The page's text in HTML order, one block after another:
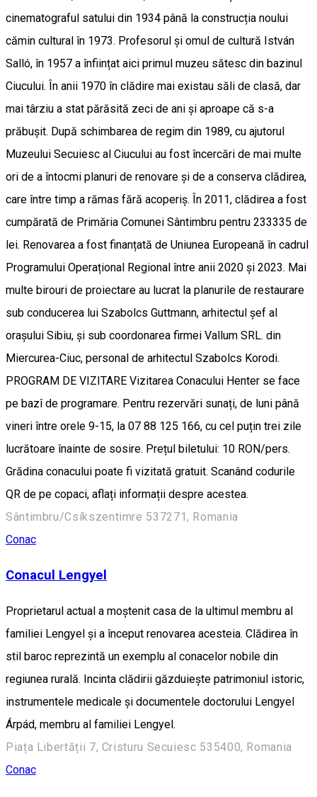
cinematograful satului din 1934 până la construcția noului
cămin cultural în 1973. Profesorul și omul de cultură István
Salló, în 1957 a înființat aici primul muzeu sătesc din bazinul
Ciucului. În anii 1970 în clădire mai existau săli de clasă, dar
mai târziu a stat părăsită zeci de ani și aproape că s-a
prăbușit. După schimbarea de regim din 1989, cu ajutorul
Muzeului Secuiesc al Ciucului au fost încercări de mai multe
ori de a întocmi planuri de renovare și de a conserva clădirea,
care între timp a rămas fără acoperiș. În 2011, clădirea a fost
cumpărată de Primăria Comunei Sântimbru pentru 233335 de
lei. Renovarea a fost finanțată de Uniunea Europeană în cadrul
Programului Operațional Regional între anii 2020 și 2023. Mai
multe birouri de proiectare au lucrat la planurile de restaurare
sub conducerea lui Szabolcs Guttmann, arhitectul șef al
orașului Sibiu, și sub coordonarea firmei Vallum SRL. din
Miercurea-Ciuc, personal de arhitectul Szabolcs Korodi.
PROGRAM DE VIZITARE Vizitarea Conacului Henter se face
pe bazî de programare. Pentru rezervări sunați, de luni până
vineri între orele 9-15, la 07 88 125 166, cu cel puțin trei zile
lucrătoare înainte de sosire. Prețul biletului: 10 RON/pers.
Grădina conacului poate fi vizitată gratuit. Scanând codurile
QR de pe copaci, aflați informații despre acestea.
Sântimbru/Csíkszentimre 537271, Romania
Conac
Conacul Lengyel
Proprietarul actual a moștenit casa de la ultimul membru al
familiei Lengyel și a început renovarea acesteia. Clădirea în
stil baroc reprezintă un exemplu al conacelor nobile din
regiunea rurală. Incinta clădirii găzduiește patrimoniul istoric,
instrumentele medicale și documentele doctorului Lengyel
Árpád, membru al familiei Lengyel.
Piața Libertății 7, Cristuru Secuiesc 535400, Romania
Conac